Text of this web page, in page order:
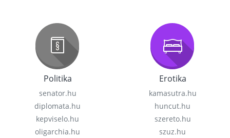
Politika
senator.hu
diplomata.hu
kepviselo.hu
oligarchia.hu
Erotika
kamasutra.hu
huncut.hu
szereto.hu
szuz.hu